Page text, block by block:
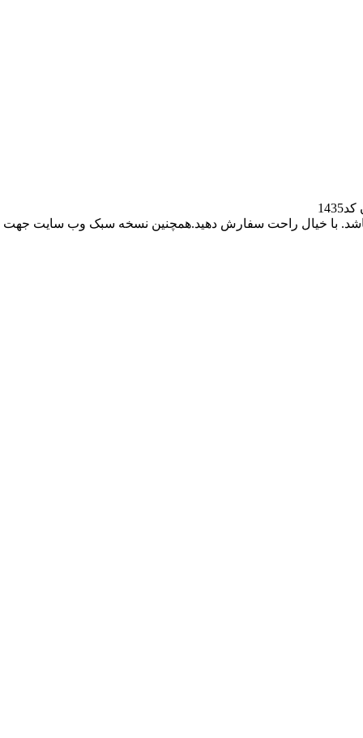
با خیال راحت سفارش دهید.همچنین نسخه سبک وب سایت جهت